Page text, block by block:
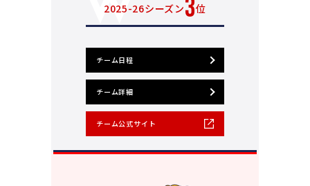
2025-26シーズン3位
チーム日程
チーム詳細
チーム公式サイト